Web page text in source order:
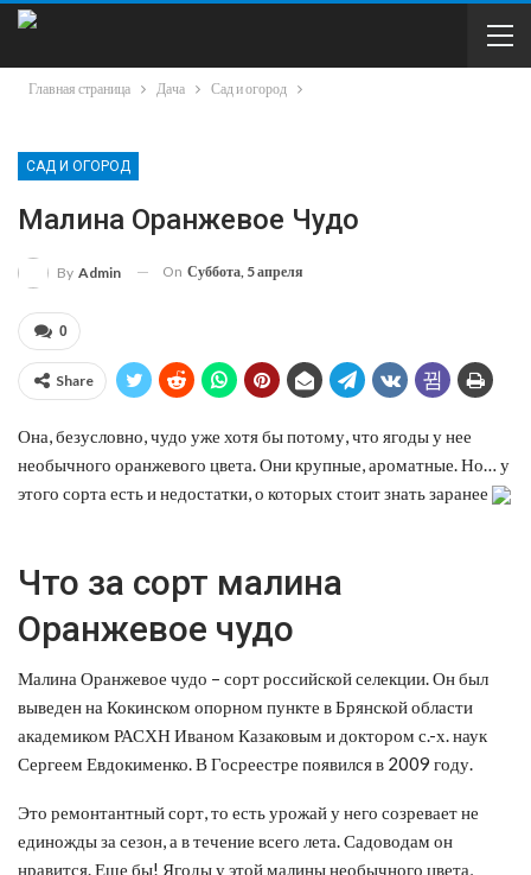
Главная страница Дача Сад и огород
САД И ОГОРОД
Малина Оранжевое Чудо
By Admin On Суббота, 5 апреля
0
Share
Она, безусловно, чудо уже хотя бы потому, что ягоды у нее
необычного оранжевого цвета. Они крупные, ароматные. Но… у
этого сорта есть и недостатки, о которых стоит знать заранее
Что за сорт малина
Оранжевое чудо
Малина Оранжевое чудо – сорт российской селекции. Он был
выведен на Кокинском опорном пункте в Брянской области
академиком РАСХН Иваном Казаковым и доктором с.-х. наук
Сергеем Евдокименко. В Госреестре появился в 2009 году.
Это ремонтантный сорт, то есть урожай у него созревает не
единожды за сезон, а в течение всего лета. Садоводам он
нравится. Еще бы! Ягоды у этой малины необычного цвета,